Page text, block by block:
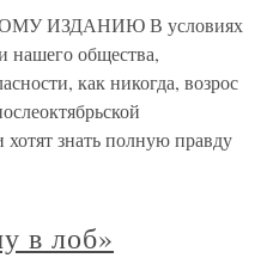
ИЗДАНИЮ В условиях
нашего общества,
как никогда, возрос
знать полную правду
в лоб»